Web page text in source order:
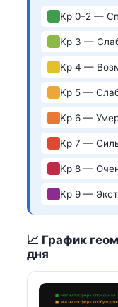
Kp 0–2 —
Kp 3 —
Kp 4 —
Kp 5 —
Kp 6 —
Kp 7 —
Kp 8 —
Kp 9 —
📈 График
дня